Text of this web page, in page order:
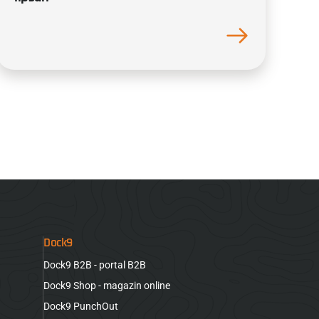
Dock9
Dock9 B2B - portal B2B
Dock9 Shop - magazin online
Dock9 PunchOut